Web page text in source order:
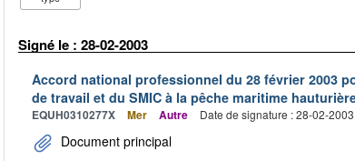
Signé le : 28-02-2003
Accord national professionnel du 28 février 2003
de travail et du SMIC à la pêche maritime
EQUH0310277X Mer Autre Date de signature : 28-02-2003
Document principal